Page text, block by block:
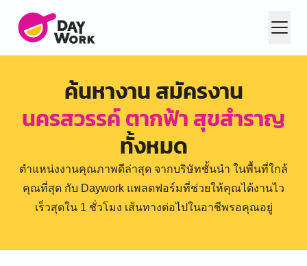
ค้นหางาน สมัครงาน
นครสวรรค์ ตากฟ้า สุขสำราญ
ทั้งหมด
ตำแหน่งงานคุณภาพดีล่าสุด จากบริษัทชั้นนำ ในพื้นที่ใกล้
คุณที่สุด กับ Daywork แพลตฟอร์มที่ช่วยให้คุณได้งานไว
เร็วสุดใน 1 ชั่วโมง เส้นทางต่อไปในอาชีพรอคุณอยู่